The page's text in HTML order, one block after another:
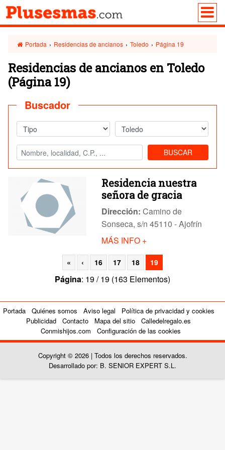
Portada › Residencias de ancianos › Toledo › Página 19
Residencias de ancianos en Toledo
(Página 19)
Buscador
BUSCAR
Residencia nuestra
señora de gracia
Dirección: Camino de
Sonseca, s/n 45110 - Ajofrín
MÁS INFO +
« ‹ 16 17 18 19
Página: 19 / 19 (163 Elementos)
Portada Quiénes somos Aviso legal
Política de privacidad y cookies
Publicidad
Contacto Mapa del sitio
Calledelregalo.es
Conmishijos.com
Configuración de las cookies
Copyright © 2026 | Todos los derechos reservados.
Desarrollado por: B. SENIOR EXPERT S.L.